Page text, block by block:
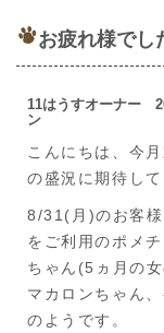
お疲れ様でし
11はうすオーナー
ン
こんにちは、今
の盛況に期待し
8/31(月)のお客様
をご利用のポメ
ちゃん(5ヵ月の女
マカロンちゃん
のようです。